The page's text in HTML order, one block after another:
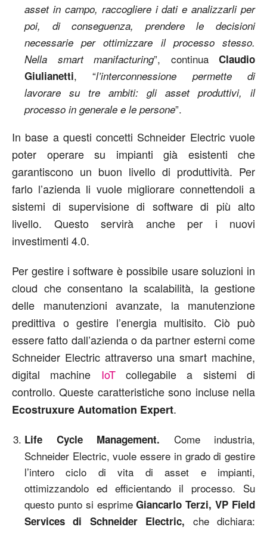
asset in campo, raccogliere i dati e analizzarli per
poi, di conseguenza, prendere le decisioni
necessarie per ottimizzare il processo stesso.
Nella smart manifacturing”, continua Claudio
Giulianetti, “l’interconnessione permette di
lavorare su tre ambiti: gli asset produttivi, il
processo in generale e le persone”.
In base a questi concetti Schneider Electric vuole
poter operare su impianti già esistenti che
garantiscono un buon livello di produttività. Per
farlo l’azienda li vuole migliorare connettendoli a
sistemi di supervisione di software di più alto
livello. Questo servirà anche per i nuovi
investimenti 4.0.
Per gestire i software è possibile usare soluzioni in
cloud che consentano la scalabilità, la gestione
delle manutenzioni avanzate, la manutenzione
predittiva o gestire l’energia multisito. Ciò può
essere fatto dall’azienda o da partner esterni come
Schneider Electric attraverso una smart machine,
digital machine IoTcollegabile a sistemi di
controllo. Queste caratteristiche sono incluse nella
Ecostruxure Automation Expert.
Life Cycle Management. Come industria,
Schneider Electric, vuole essere in grado di gestire
l’intero ciclo di vita di asset e impianti,
ottimizzandolo ed efficientando il processo. Su
questo punto si esprimeGiancarlo Terzi, VP Field
Services di Schneider Electric, che dichiara: